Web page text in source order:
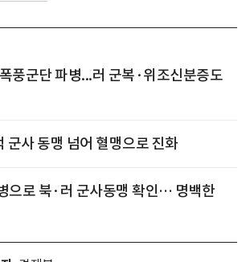
풍군단 파병...러 군복·위조신분증도
군사 동맹 넘어 혈맹으로 진화
으로 북·러 군사동맹 확인… 명백한